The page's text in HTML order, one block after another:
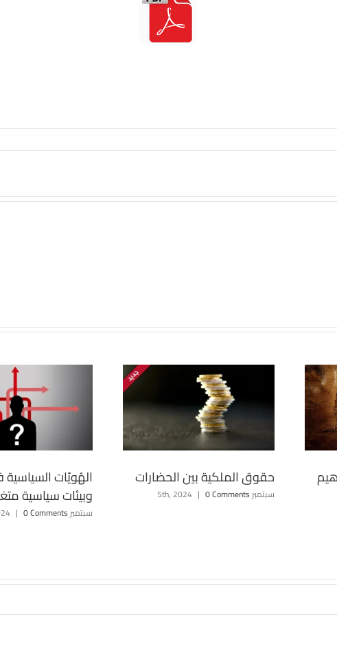
الهُويّات
وبيئات سياسية
سبتمبر 18th, 2024 | 0 Comments
حقوق الملكية بين الحضارات
سبتمبر 5th, 2024 | 0 Comments